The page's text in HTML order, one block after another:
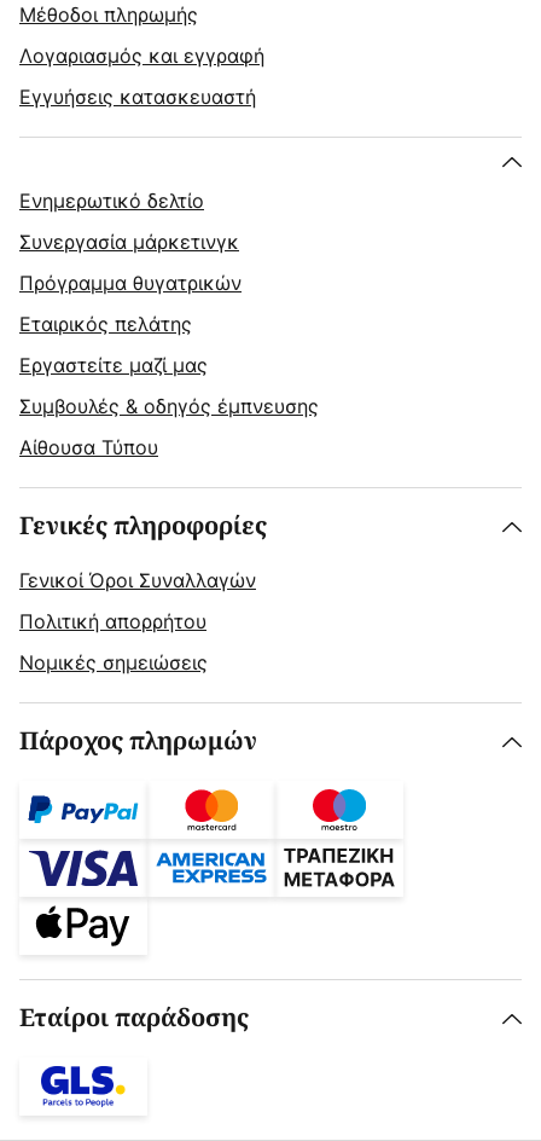
Μέθοδοι πληρωμής
Λογαριασμός και εγγραφή
Εγγυήσεις κατασκευαστή
Ενημερωτικό δελτίο
Συνεργασία μάρκετινγκ
Πρόγραμμα θυγατρικών
Εταιρικός πελάτης
Εργαστείτε μαζί μας
Συμβουλές & οδηγός έμπνευσης
Αίθουσα Τύπου
Γενικές πληροφορίες
Γενικοί Όροι Συναλλαγών
Πολιτική απορρήτου
Νομικές σημειώσεις
Πάροχος πληρωμών
Εταίροι παράδοσης